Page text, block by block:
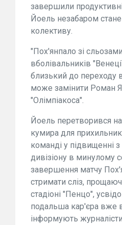
завершили
Йоель незабаром
колективу.
"Пох'янпало зі
вболівальників
близький до переходу
може замінити Роман
"Олімпіакоса".
Йоель перетворився
кумира для
команді у підвищенні
дивізіону в минулому
завершення матчу
стримати сліз,
стадіоні "Пенцо",
подальша кар'єра вже
інформують